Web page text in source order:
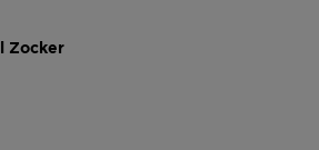
Zocker